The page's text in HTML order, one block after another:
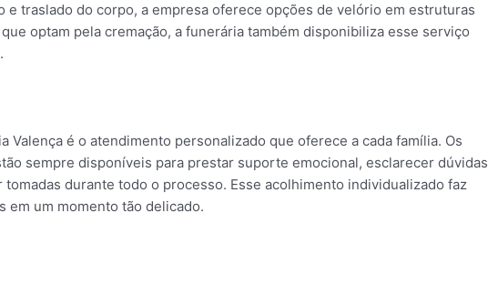
e traslado do corpo, a empresa oferece opções de velório em estruturas
optam pela cremação, a funerária também disponibiliza esse serviço
Valença é o atendimento personalizado que oferece a cada família. Os
sempre disponíveis para prestar suporte emocional, esclarecer dúvidas
durante todo o processo. Esse acolhimento individualizado faz
em um momento tão delicado.